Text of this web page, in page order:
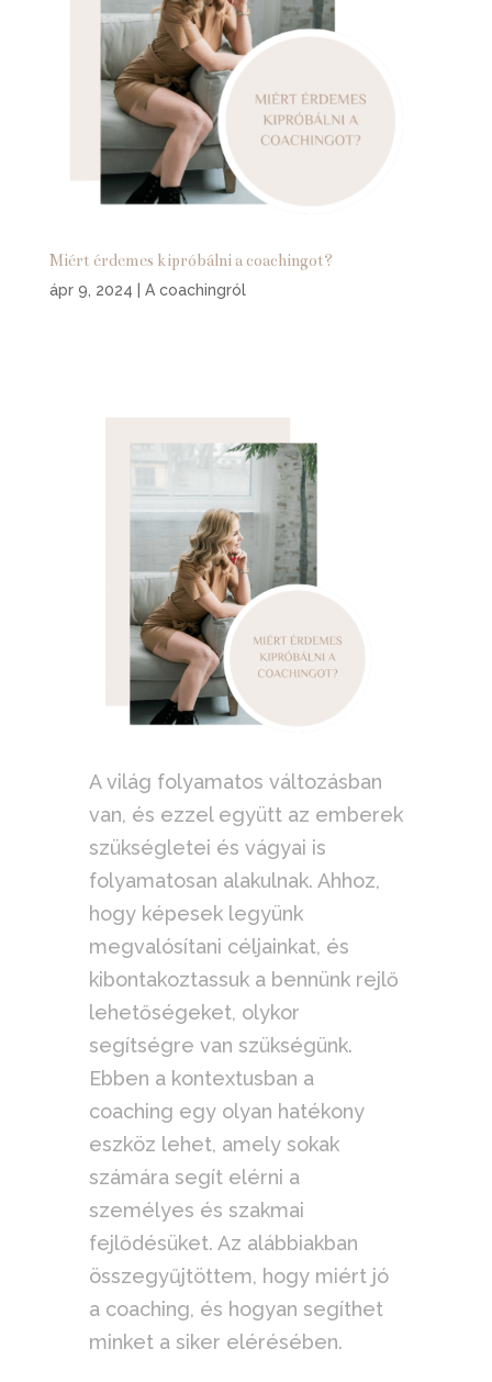
Miért érdemes kipróbálni a coachingot?
ápr 9, 2024 A coachingról
A világ folyamatos változásban
van, és ezzel együtt az emberek
szükségletei és vágyai is
folyamatosan alakulnak. Ahhoz,
hogy képesek legyünk
megvalósítani céljainkat, és
kibontakoztassuk a bennünk rejlő
lehetőségeket, olykor
segítségre van szükségünk.
Ebben a kontextusban a
coaching egy olyan hatékony
eszköz lehet, amely sokak
számára segít elérni a
személyes és szakmai
fejlődésüket. Az alábbiakban
összegyűjtöttem, hogy miért jó
a coaching, és hogyan segíthet
minket a siker elérésében.